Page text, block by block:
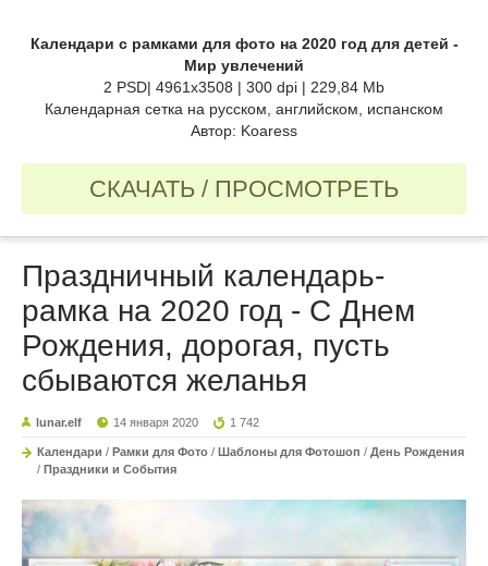
Календари с рамками для фото на 2020 год для детей -
Мир увлечений
2 PSD| 4961x3508 | 300 dpi | 229,84 Mb
Календарная сетка на русском, английском, испанском
Автор: Koaress
СКАЧАТЬ / ПРОСМОТРЕТЬ
Праздничный календарь-
рамка на 2020 год - С Днем
Рождения, дорогая, пусть
сбываются желанья
lunar.elf 14 января 2020 1 742
Календари / Рамки для Фото / Шаблоны для Фотошоп / День Рождения
/ Праздники и События